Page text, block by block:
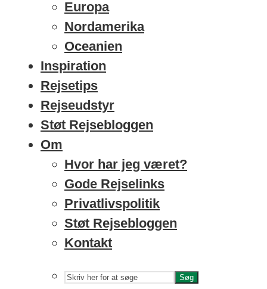
Europa
Nordamerika
Oceanien
Inspiration
Rejsetips
Rejseudstyr
Støt Rejsebloggen
Om
Hvor har jeg været?
Gode Rejselinks
Privatlivspolitik
Støt Rejsebloggen
Kontakt
Søg